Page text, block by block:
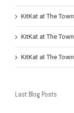
KitKat at The Town
KitKat at The Town
KitKat at The Town
Last Blog Posts